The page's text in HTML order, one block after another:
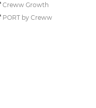
Creww Growth
PORT by Creww